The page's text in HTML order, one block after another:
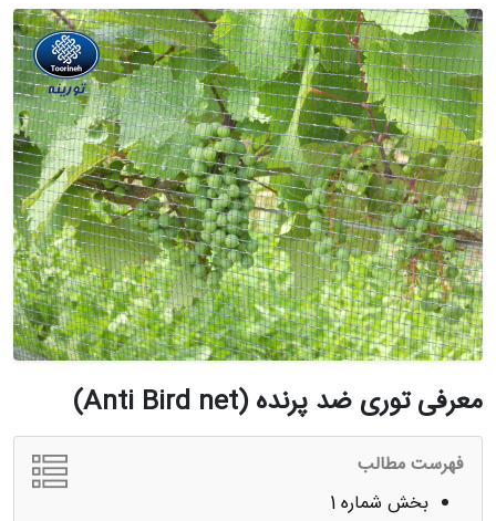
معرفی توری ضد پرنده (Anti Bird net)
فهرست مطالب
بخش شماره 1